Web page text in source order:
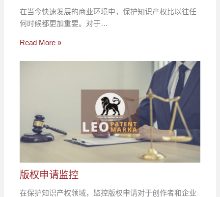
在当今快速发展的商业环境中，保护知识产权比以往任
何时候都更加重要。对于…
Read More »
版权申请监控
在保护知识产权领域，监控版权申请对于创作者和企业